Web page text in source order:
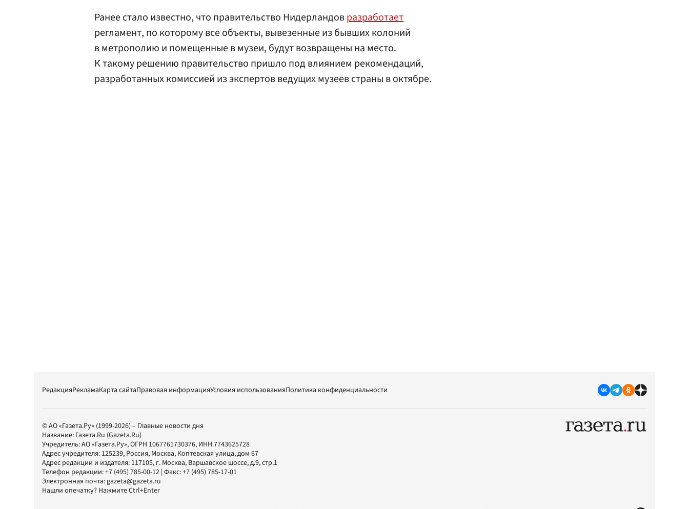
Ранее стало известно, что правительство Нидерландовразработает
регламент, по которому все объекты, вывезенные из бывших колоний
в метрополию и помещенные в музеи, будут возвращены на место.
К такому решению правительство пришло под влиянием рекомендаций,
разработанных комиссией из экспертов ведущих музеев страны в октябре.
РедакцияРекламаКарта сайтаПравовая информацияУсловия использованияПолитика конфиденциальности
© АО «Газета.Ру» (1999-2026) – Главные новости дня
Название: Газета.Ru (Gazeta.Ru)
Учредитель:АО «Газета.Ру», ОГРН 1067761730376, ИНН 7743625728
Адрес учредителя: 125239, Россия, Москва, Коптевская улица, дом 67
Адрес редакции и издателя: 117105, г. Москва, Варшавское шоссе, д.9, стр.1
Телефон редакции:+7 (495) 785-00-12 | Факс:+7 (495) 785-17-01
Электронная почта:gazeta@gazeta.ru
Нашли опечатку? Нажмите Ctrl+Enter